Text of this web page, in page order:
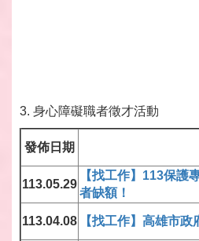
3. 身心障礙職者徵才活動
發佈日期
113.05.29
【找工作】113保護
者缺額！
113.04.08 【找工作】高雄市